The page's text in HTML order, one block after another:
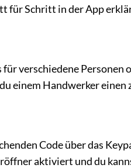
für Schritt in der App
verschiedene
einem Handwerker
Code über das
aktiviert und du